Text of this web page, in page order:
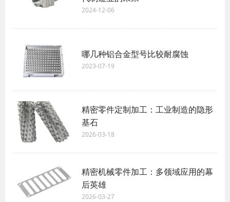
2024-12-06
哪几种铝合金型号比较耐腐蚀
2023-07-19
精密零件定制加工：工业制造的隐形
基石
2026-03-18
精密机械零件加工：多领域应用的幕
后英雄
2026-03-27